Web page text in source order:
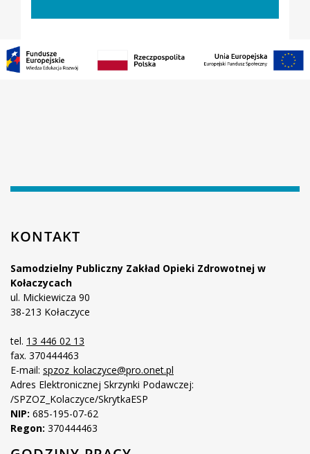
KONTAKT
Samodzielny Publiczny Zakład Opieki Zdrowotnej w
Kołaczycach
ul. Mickiewicza 90
38-213 Kołaczyce
tel. 13 446 02 13
fax. 370444463
E-mail: spzoz_kolaczyce@pro.onet.pl
Adres Elektronicznej Skrzynki Podawczej:
/SPZOZ_Kolaczyce/SkrytkaESP
NIP: 685-195-07-62
Regon: 370444463